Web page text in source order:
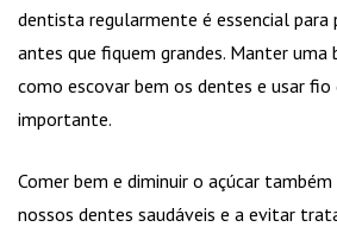
dentista regularmente é essencial para
antes que fiquem grandes. Manter uma
como escovar bem os dentes e usar
importante.
Comer bem e diminuir o açúcar
nossos dentes saudáveis e a evitar